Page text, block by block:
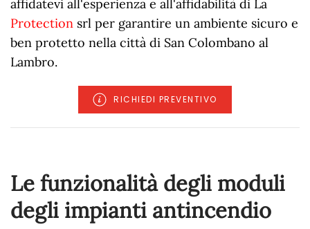
affidatevi all'esperienza e all'affidabilità di La
Protection srl per garantire un ambiente sicuro e
ben protetto nella città di San Colombano al
Lambro.
RICHIEDI PREVENTIVO
Le funzionalità degli moduli
degli impianti antincendio